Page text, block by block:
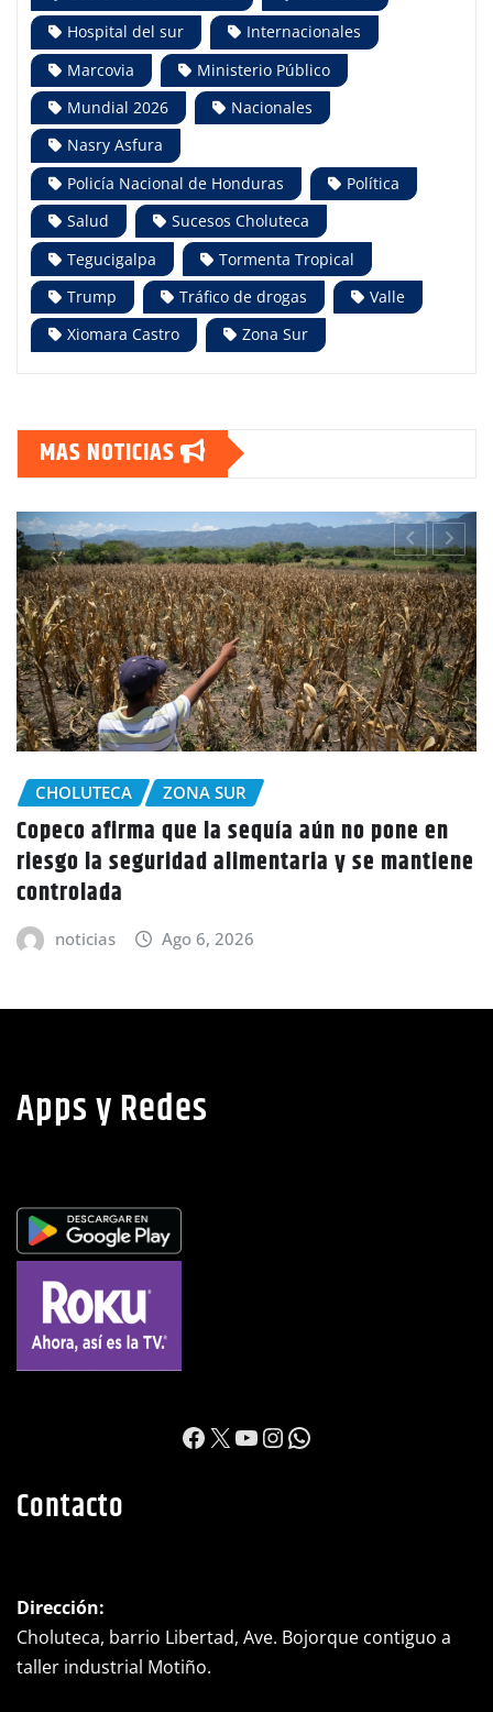
Hospital del sur
Internacionales
Marcovia
Ministerio Público
Mundial 2026
Nacionales
Nasry Asfura
Policía Nacional de Honduras
Política
Salud
Sucesos Choluteca
Tegucigalpa
Tormenta Tropical
Trump
Tráfico de drogas
Valle
Xiomara Castro
Zona Sur
MAS NOTICIAS
CHOLUTECA
Policía Nacional desaloja a campesinos
tierras en El Tulito, Choluteca
noticias
Apps y Redes
https://
X YouTube
Instagram
WhatsApp
Contacto
Dirección:
Choluteca, barrio Libertad, Ave. Bojorque contiguo a
taller industrial Motiño.